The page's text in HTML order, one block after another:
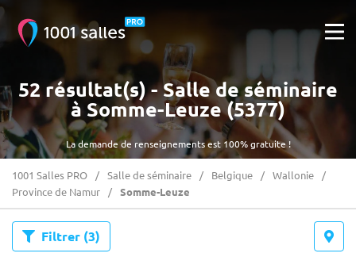
La demande de renseignements est 100% gratuite !
52 résultat(s) - Salle de séminaire
à Somme-Leuze (5377)
1001 Salles PRO Salle de séminaire Belgique
Wallonie
Province de Namur
Somme-Leuze
Filtrer (3)